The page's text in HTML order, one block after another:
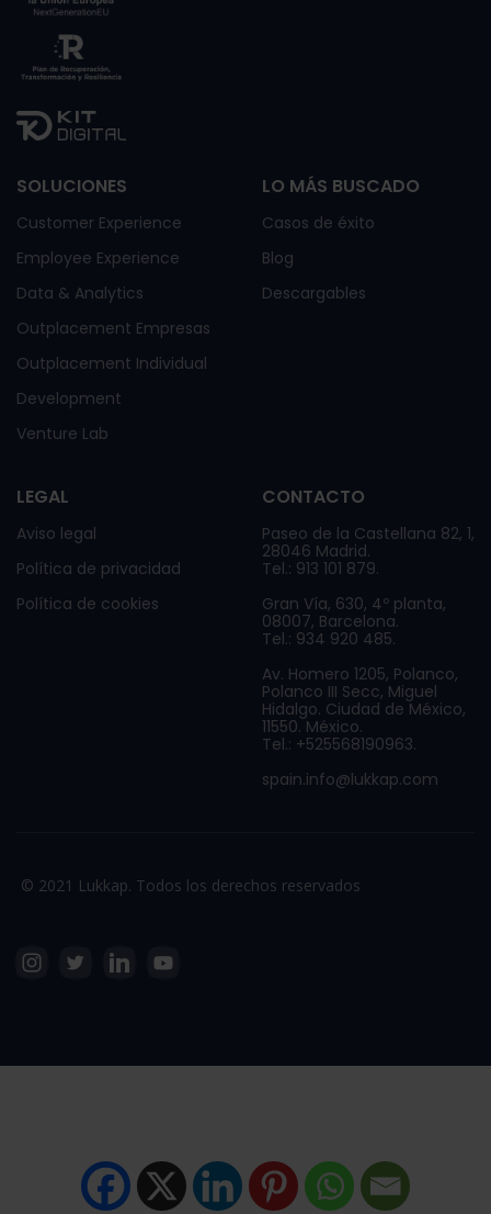
SOLUCIONES
Customer Experience
Employee Experience
Data & Analytics
Outplacement Empresas
Outplacement Individual
Development
Venture Lab
LO MÁS BUSCADO
Casos de éxito
Blog
Descargables
LEGAL
Aviso legal
Política de privacidad
Política de cookies
CONTACTO
Paseo de la Castellana 82, 1,
28046 Madrid.
Tel.: 913 101 879.
Gran Vía, 630, 4º planta,
08007, Barcelona.
Tel.: 934 920 485.
Av. Homero 1205, Polanco,
Polanco III Secc, Miguel
Hidalgo. Ciudad de México,
11550. México.
Tel.: +525568190963.
spain.info@lukkap.com
© 2021 Lukkap. Todos los derechos reservados